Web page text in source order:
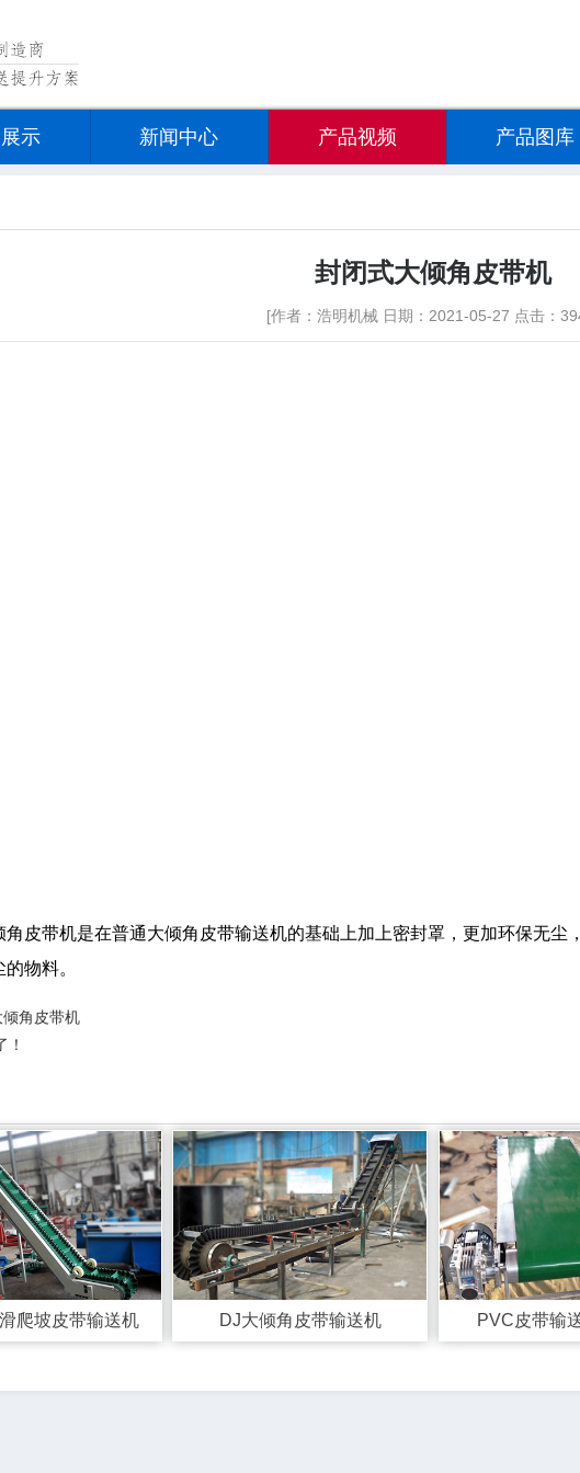
示 新闻中心 产品视频 产品图库
封闭式大倾角皮带机
[作者：浩明机械 日期：2021-05-27 点击：
角皮带机是在普通大倾角皮带输送机的基础上加上密封罩，更加环保无尘
物料。
角皮带机
！
爬坡皮带输送机 DJ大倾角皮带输送机 PVC皮带输